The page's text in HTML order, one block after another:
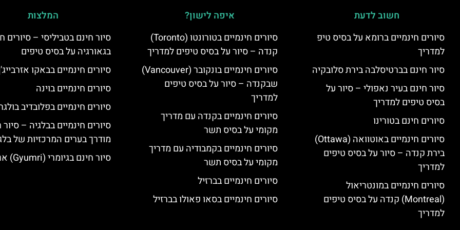
חשוב לדעת
סיורים חינמיים ברומא על בסיס טיפ
למדריך
סיור חינם בברטיסלבה בירת סלובקיה
סיור חינם בעיר נאפולי – סיור על
בסיס טיפים למדריך
סיורים חינם בטורינו
סיורים חינמיים באוטוואה (Ottawa)
בירת קנדה – סיור על בסיס טיפים
למדריך
סיורים חינמיים במונטריאול
(Montreal) קנדה על בסיס טיפים
למדריך
איפה לישון?
סיורים חינמיים בטורונטו (Toronto)
קנדה – סיור על בסיס טיפים למדריך
סיורים חינמיים בונקובר (Vancouver)
שבקנדה – סיור על בסיס טיפים
למדריך
סיורים חינמיים בקנדה עם מדריך
מקומי על בסיס תשר
סיורים חינמיים בקמבודיה עם מדריך
מקומי על בסיס תשר
סיורים חינמיים בברזיל
סיורים חינמיים בסאו פאולו בברזיל
המלצות
סיור חינם בטביליסי – סיורים
בגאורגיה על בסיס טיפים
סיורים חינמיים בבאקו
סיורים חינמיים בוינה
סיורים חינמיים בפלובדיב
סיורים חינמיים בבלגיה – סיור
מודרך בערים המרכזיות של
סיור חינם בגיומרי (Gyumri) ארמניה